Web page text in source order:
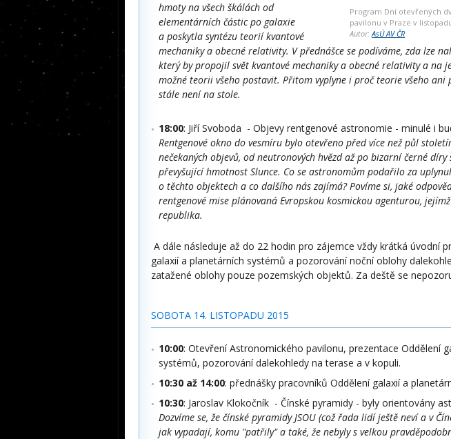
Program Dní otevřených
pavilonu v Praze v
Autor:AsÚ AV ČR
hmoty na všech škálách od
elementárních částic po galaxie
a poskytla syntézu teorií kvantové
mechaniky a obecné relativity. V přednášce se podíváme, zda lze
který by propojil svět kvantové mechaniky a obecné relativity a na
možné teorii všeho postavit. Přitom vyplyne i proč teorie všeho ani
stále není na stole.
18:00: Jiří Svoboda - Objevy rentgenové astronomie - minulé i
Rentgenové okno do vesmíru bylo otevřeno před více než půl
nečekaných objevů, od neutronových hvězd až po bizarní černé
převyšující hmotnost Slunce. Co se astronomům podařilo za
o těchto objektech a co dalšího nás zajímá? Povíme si, jaké
rentgenové mise plánovaná Evropskou kosmickou agenturou,
republika.
A dále následuje až do 22 hodin pro zájemce vždy krátká úvodní
galaxií a planetárních systémů a pozorování noční oblohy
zatažené oblohy pouze pozemských objektů. Za deště se
SOBOTA 14. LISTOPADU 2015
10:00: Otevření Astronomického pavilonu, prezentace Oddělení
systémů, pozorování dalekohledy na terase a v kopuli.
10:30 až 14:00: přednášky pracovníků Oddělení galaxií a
10:30: Jaroslav Klokočník - Čínské pyramidy - byly orientovány
Dozvíme se, že čínské pyramidy JSOU (což řada lidí ještě neví a v
jak vypadají, komu "patřily" a také, že nebyly s velkou